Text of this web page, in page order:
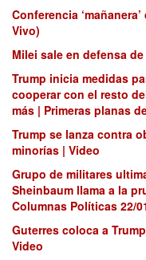
Conferencia
Vivo)
Milei sale en defensa
Trump inicia medidas
cooperar con el resto
más | Primeras planas
Trump se lanza contra
minorías | Video
Grupo de militares
Sheinbaum llama a la
Columnas Políticas 22/
Guterres coloca a
Video